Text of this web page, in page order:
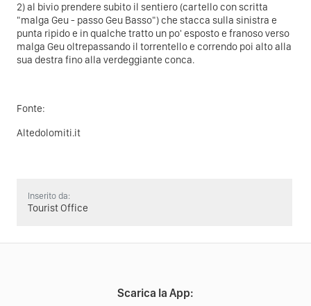
2) al bivio prendere subito il sentiero (cartello con scritta
"malga Geu - passo Geu Basso") che stacca sulla sinistra e
punta ripido e in qualche tratto un po' esposto e franoso verso
malga Geu oltrepassando il torrentello e correndo poi alto alla
sua destra fino alla verdeggiante conca.
Fonte:
Altedolomiti.it
Inserito da:
Tourist Office
Scarica la App: